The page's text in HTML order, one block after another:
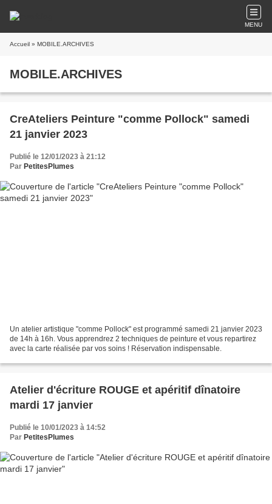
MENU
Accueil » MOBILE.ARCHIVES
MOBILE.ARCHIVES
CreAteliers Peinture "comme Pollock" samedi
21 janvier 2023
Publié le 12/01/2023 à 21:12
Par PetitesPlumes
Un atelier artistique "comme Pollock" est programmé samedi 21 janvier 2023
de 14h à 16h. Vous apprendrez 2 techniques de peinture et vous repartirez
avec la carte réalisée par vos soins ! Réservation indispensable.
Atelier d'écriture ROUGE et apéritif dînatoire
mardi 17 janvier
Publié le 10/01/2023 à 14:52
Par PetitesPlumes